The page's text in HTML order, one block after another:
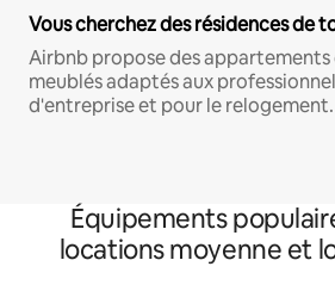
Vous cherchez des résidences de
Airbnb propose des
meublés adaptés aux
d'entreprise et pour le relogement.
Équipements
locations moyenne et